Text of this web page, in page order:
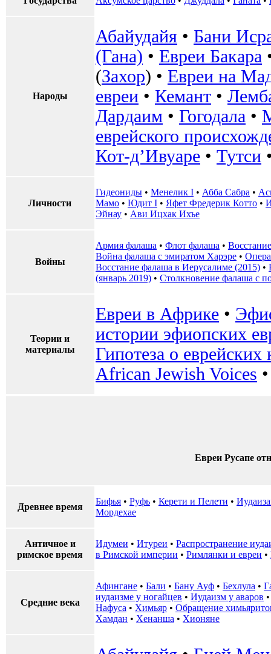
Народы
Абайудайя • Бани
(Гана) • Евреи Бакара
(Захор) • Евреи на
евреи • Кемант •
Дардаим • Гогодала •
еврейского
Кот-д’Ивуаре • Тутси
Личности
Гидеониды • Менелик I • Абба Сабра •
Мамо • Юдит I • Яфет Фредерик Котто •
Эйнау • Ави Ицхак Ихъе
Войны
Армия фалаша • Флот фалаша •
Война фалаша с эмиратом Харэре •
Восстание фалаша в Иерусалиме (2015) •
(январь 2019) • Столкновение фалаша с
Теории и
материалы
Евреи в Африке •
истории эфиопских
Гипотеза о еврейских
African Jewish Voices
Евреи Русапе
Древнее время
Бифья • Руфь • Керети и Пелети •
Мордехае
Античное и
римское время
Идумеи • Итуреи • Распространение
в Римской империи • Римлянки и евреи •
Средние века
Афингане • Бали • Бану Ауф • Бехлула •
иудаизме у ногайцев • Иудаизм у аваров
Нафуса • Химьяр • Обращение
Хамдан • Хенанша • Хионяне